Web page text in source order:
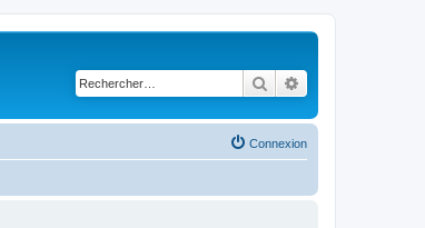
Rechercher
Connexion